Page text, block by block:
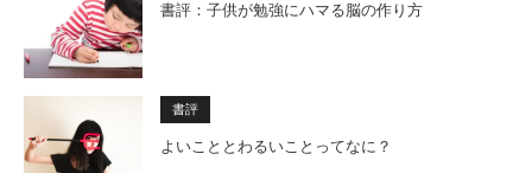
書評：子供が勉強にハマる脳の作り方
書評
よいこととわるいことってなに？